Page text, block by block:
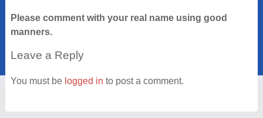
Please comment with your real name using good
manners.
Leave a Reply
You must be logged in to post a comment.